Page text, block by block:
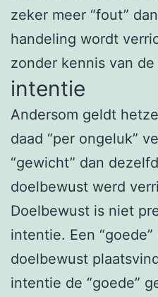
zeker meer “fout”
handeling wordt
zonder kennis van
intentie
Andersom geldt
daad “per ongeluk”
“gewicht” dan
doelbewust werd
Doelbewust is niet
intentie. Een
doelbewust
intentie de “goede”